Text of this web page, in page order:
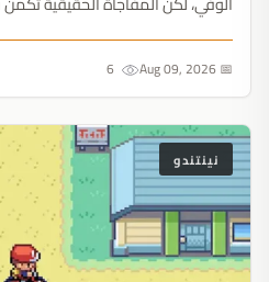
📅 Aug 09, 2026
نينتندو